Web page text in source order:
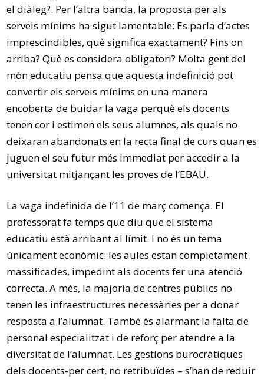
el diàleg?. Per l’altra banda, la proposta per als
serveis mínims ha sigut lamentable: Es parla d’actes
imprescindibles, què significa exactament? Fins on
arriba? Què es considera obligatori? Molta gent del
món educatiu pensa que aquesta indefinició pot
convertir els serveis mínims en una manera
encoberta de buidar la vaga perquè els docents
tenen cor i estimen els seus alumnes, als quals no
deixaran abandonats en la recta final de curs quan es
juguen el seu futur més immediat per accedir a la
universitat mitjançant les proves de l’EBAU.
La vaga indefinida de l’11 de març comença. El
professorat fa temps que diu que el sistema
educatiu està arribant al límit. I no és un tema
únicament econòmic: les aules estan completament
massificades, impedint als docents fer una atenció
correcta. A més, la majoria de centres públics no
tenen les infraestructures necessàries per a donar
resposta a l’alumnat. També és alarmant la falta de
personal especialitzat i de reforç per atendre a la
diversitat de l’alumnat. Les gestions burocràtiques
dels docents-per cert, no retribuïdes – s’han de reduir